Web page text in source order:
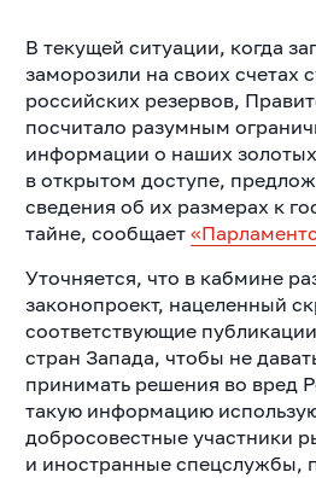
В текущей ситуации, когда
заморозили на своих счетах
российских резервов,
посчитало разумным
информации о наших
в открытом доступе,
сведения об их размерах к
тайне, сообщает
Уточняется, что в кабмине
законопроект, нацеленный
соответствующие
стран Запада, чтобы не
принимать решения во вред
такую информацию
добросовестные участники
и иностранные спецслужбы,